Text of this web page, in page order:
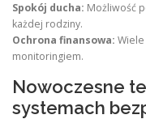
Spokój ducha: Możliwość
każdej rodziny.
Ochrona finansowa:
monitoringiem.
Nowoczesne
systemach